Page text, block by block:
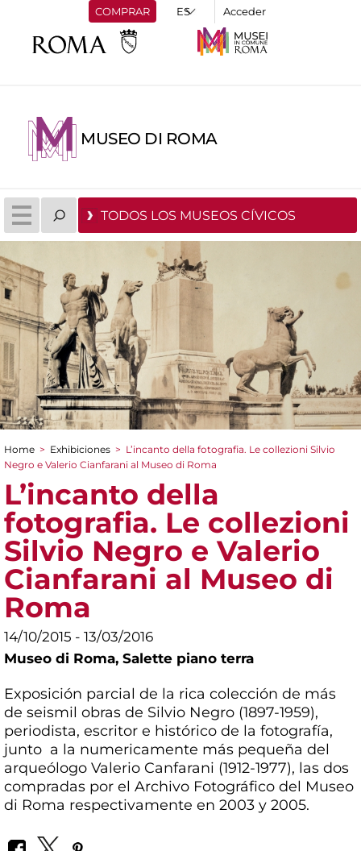
COMPRAR Acceder
MUSEO DI ROMA
TODOS LOS MUSEOS CÍVICOS
You are here
Home > Exhibiciones > L’incanto della fotografia. Le collezioni Silvio
Negro e Valerio Cianfarani al Museo di Roma
L’incanto della
fotografia. Le collezioni
Silvio Negro e Valerio
Cianfarani al Museo di
Roma
14/10/2015 - 13/03/2016
Museo di Roma, Salette piano terra
Exposición parcial de la rica colección de más
de seismil obras de Silvio Negro (1897-1959),
periodista, escritor e histórico de la fotografía,
junto a la numericamente más pequeña del
arqueólogo Valerio Canfarani (1912-1977), las dos
compradas por el Archivo Fotográfico del Museo
di Roma respectivamente en 2003 y 2005.